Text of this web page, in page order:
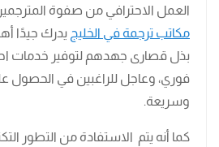
العمل الاحترافي من صفوة
مكاتب ترجمة في الخليج يدرك جيدًا
بذل قصارى جهدهم لتوفير خدمات
فوري، وعاجل للراغبين في الحصول
وسريعة.
كما أنه يتم الاستفادة من التطور